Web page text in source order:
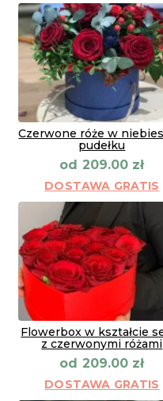
Czerwone róże w
pudełku
od 209.00 zł
DOSTAWA GRATIS
Flowerbox w kształcie
z czerwonymi różami
od 209.00 zł
DOSTAWA GRATIS